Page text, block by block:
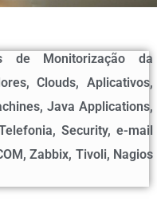
de Monitorização da
Clouds, Aplicativos,
Java Applications,
Security, e-mail
Zabbix, Tivoli, Nagios